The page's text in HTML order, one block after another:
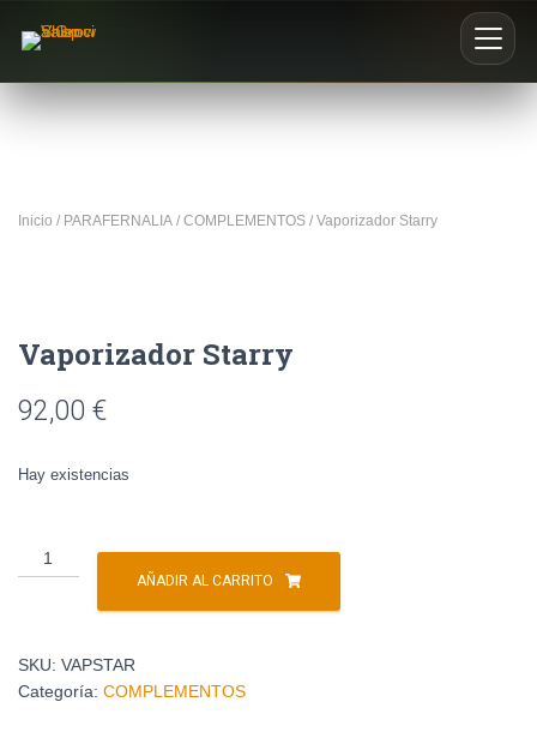
Inicio / PARAFERNALIA / COMPLEMENTOS / Vaporizador Starry
Vaporizador Starry
92,00 €
Hay existencias
AÑADIR AL CARRITO
SKU: VAPSTAR
Categoría: COMPLEMENTOS